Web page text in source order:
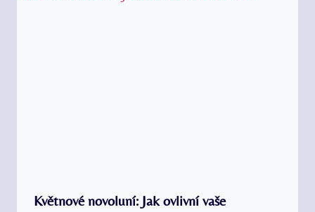
Květnové novoluní: Jak ovlivní vaše